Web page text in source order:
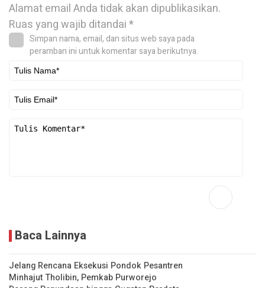
Alamat email Anda tidak akan dipublikasikan.
Ruas yang wajib ditandai*
Simpan nama, email, dan situs web saya pada
peramban ini untuk komentar saya berikutnya.
Baca Lainnya
Jelang Rencana Eksekusi Pondok Pesantren
Minhajut Tholibin, Pemkab Purworejo